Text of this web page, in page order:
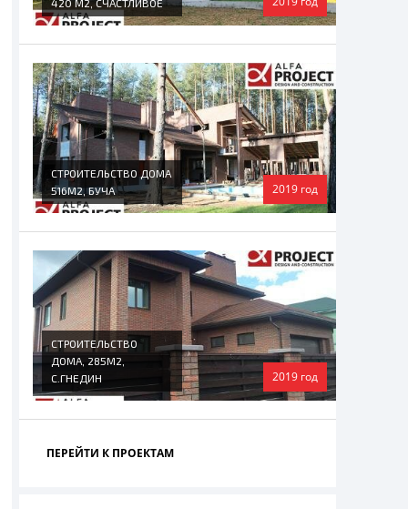
420 М2, СЧАСТЛИВОЕ
СТРОИТЕЛЬСТВО ДОМА
516М2, БУЧА
2019 год
СТРОИТЕЛЬСТВО
ДОМА, 285М2,
С.ГНЕДИН
2019 год
ПЕРЕЙТИ К ПРОЕКТАМ